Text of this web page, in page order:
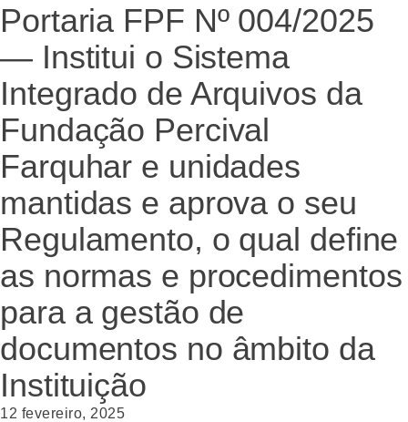
Portaria FPF Nº 004/2025
— Institui o Sistema
Integrado de Arquivos da
Fundação Percival
Farquhar e unidades
mantidas e aprova o seu
Regulamento, o qual define
as normas e procedimentos
para a gestão de
documentos no âmbito da
Instituição
12 fevereiro, 2025